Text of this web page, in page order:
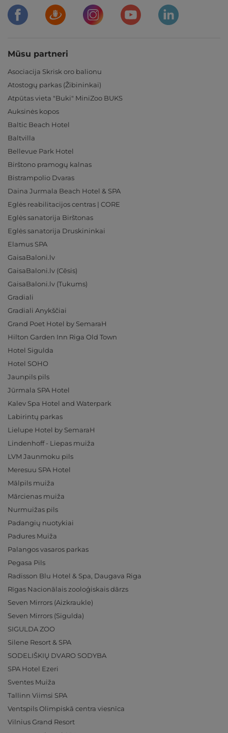
Mūsu partneri
Asociacija Skrisk oro balionu
Atostogų parkas (Žibininkai)
Atpūtas vieta "Buki" MiniZoo BUKS
Auksinės kopos
Baltic Beach Hotel
Baltvilla
Bellevue Park Hotel
Birštono pramogų kalnas
Bistrampolio Dvaras
Daina Jurmala Beach Hotel & SPA
Eglės reabilitacijos centras | CORE
Eglės sanatorija Birštonas
Eglės sanatorija Druskininkai
Elamus SPA
GaisaBaloni.lv
GaisaBaloni.lv (Cēsis)
GaisaBaloni.lv (Tukums)
Gradiali
Gradiali Anykščiai
Grand Poet Hotel by SemaraH
Hilton Garden Inn Riga Old Town
Hotel Sigulda
Hotel SOHO
Jaunpils pils
Jūrmala SPA Hotel
Kalev Spa Hotel and Waterpark
Labirintų parkas
Lielupe Hotel by SemaraH
Lindenhoff - Liepas muiža
LVM Jaunmoku pils
Meresuu SPA Hotel
Mālpils muiža
Mārcienas muiža
Nurmuižas pils
Padangių nuotykiai
Padures Muiža
Palangos vasaros parkas
Pegasa Pils
Radisson Blu Hotel & Spa, Daugava Riga
Rīgas Nacionālais zooloģiskais dārzs
Seven Mirrors (Aizkraukle)
Seven Mirrors (Sigulda)
SIGULDA ZOO
Silene Resort & SPA
SODELIŠKIŲ DVARO SODYBA
SPA Hotel Ezeri
Sventes Muiža
Tallinn Viimsi SPA
Ventspils Olimpiskā centra viesnīca
Vilnius Grand Resort